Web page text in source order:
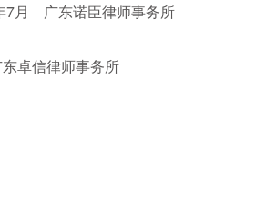
年7月 广东诺臣律师事务所
广东卓信律师事务所